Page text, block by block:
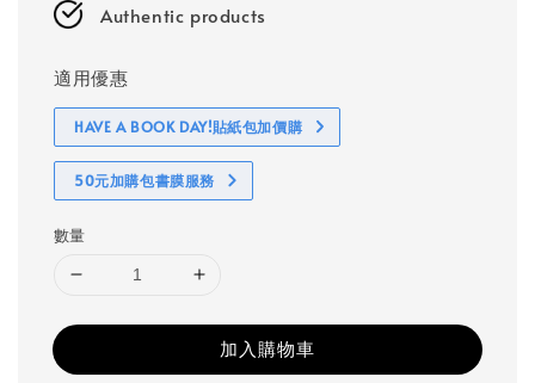
Authentic products
適用優惠
HAVE A BOOK DAY!貼紙包加價購
50元加購包書膜服務
數量
加入購物車